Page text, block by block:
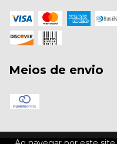
Meios de envio